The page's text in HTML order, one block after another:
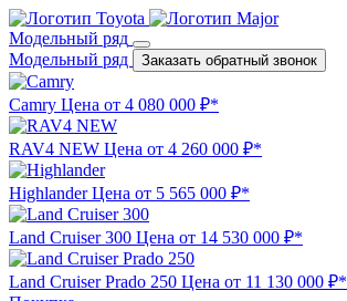
Модельный ряд
Модельный ряд
Заказать обратный звонок
Camry Цена от 4 080 000 ₽*
RAV4 NEW Цена от 4 260 000 ₽*
Highlander Цена от 5 565 000 ₽*
Land Cruiser 300 Цена от 14 530 000 ₽*
Land Cruiser Prado 250 Цена от 11 130 000 ₽*